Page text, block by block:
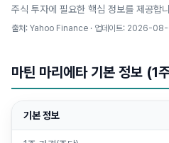
주식 투자에 필요한 핵심 정보를 제공합
출처: Yahoo Finance · 업데이트: 2026-
마틴 마리에타 기본 정보 (1
기본 정보